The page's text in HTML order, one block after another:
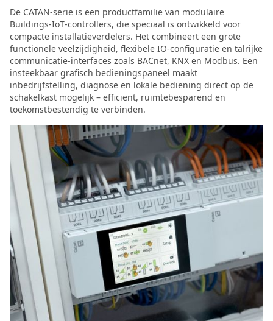
De CATAN‑serie is een productfamilie van modulaire
Buildings‑IoT‑controllers, die speciaal is ontwikkeld voor
compacte installatieverdelers. Het combineert een grote
functionele veelzijdigheid, flexibele IO‑configuratie en talrijke
communicatie-interfaces zoals BACnet, KNX en Modbus. Een
insteekbaar grafisch bedieningspaneel maakt
inbedrijfstelling, diagnose en lokale bediening direct op de
schakelkast mogelijk – efficiënt, ruimtebesparend en
toekomstbestendig te verbinden.